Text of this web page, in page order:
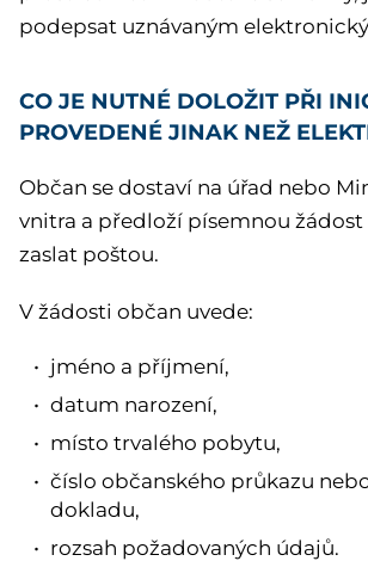
podepsat uznávaným
CO JE NUTNÉ DOLOŽIT PŘI
PROVEDENÉ JINAK NEŽ
Občan se dostaví na úřad nebo
vnitra a předloží písemnou žádost
zaslat poštou.
V žádosti občan uvede:
jméno a příjmení,
datum narození,
místo trvalého pobytu,
číslo občanského průkazu
dokladu,
rozsah požadovaných údajů.